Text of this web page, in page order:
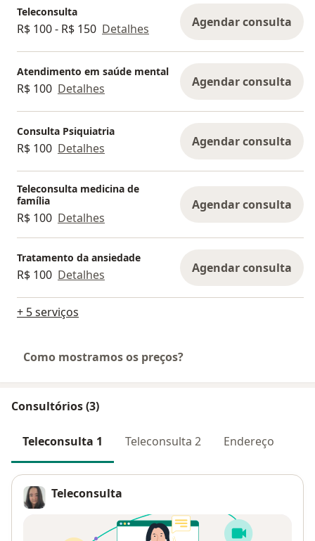
Teleconsulta
R$ 100 - R$ 150 Detalhes Agendar consulta
Atendimento em saúde mental
R$ 100 Detalhes Agendar consulta
Consulta Psiquiatria
R$ 100 Detalhes Agendar consulta
Teleconsulta medicina de
família
R$ 100 Detalhes
Agendar consulta
Tratamento da ansiedade
R$ 100 Detalhes Agendar consulta
+ 5 serviços
Como mostramos os preços?
Consultórios (3)
Teleconsulta 1 Teleconsulta 2 Endereço
Teleconsulta